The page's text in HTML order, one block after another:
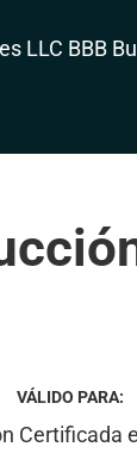
VÁLIDO PARA: